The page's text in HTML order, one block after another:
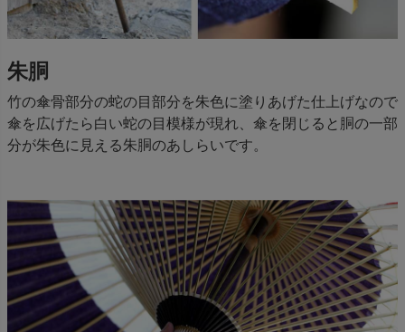
朱胴
竹の傘骨部分の蛇の目部分を朱色に塗りあげた仕上げなので
傘を広げたら白い蛇の目模様が現れ、傘を閉じると胴の一部
分が朱色に見える朱胴のあしらいです。